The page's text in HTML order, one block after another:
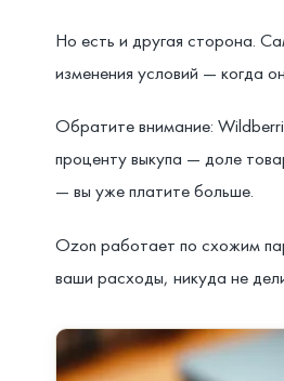
Но есть и другая сторона.
изменения условий — когда
Обратите внимание:
проценту выкупа — доле
— вы уже платите больше.
Ozon работает по схожим
ваши расходы, никуда не